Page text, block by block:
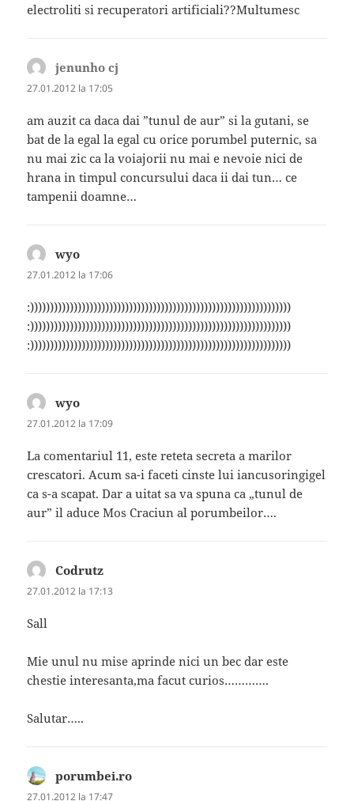
electroliti si recuperatori artificiali??Multumesc
jenunho cj
27.01.2012 la 17:05
am auzit ca daca dai ”tunul de aur” si la gutani, se
bat de la egal la egal cu orice porumbel puternic, sa
nu mai zic ca la voiajorii nu mai e nevoie nici de
hrana in timpul concursului daca ii dai tun… ce
tampenii doamne…
wyo
27.01.2012 la 17:06
:))))))))))))))))))))))))))))))))))))))))))))))))))))))))))))))))))
:))))))))))))))))))))))))))))))))))))))))))))))))))))))))))))))))))
:))))))))))))))))))))))))))))))))))))))))))))))))))))))))))))))))))
wyo
27.01.2012 la 17:09
La comentariul 11, este reteta secreta a marilor
crescatori. Acum sa-i faceti cinste lui iancusoringigel
ca s-a scapat. Dar a uitat sa va spuna ca „tunul de
aur” il aduce Mos Craciun al porumbeilor….
Codrutz
27.01.2012 la 17:13
Sall
Mie unul nu mise aprinde nici un bec dar este
chestie interesanta,ma facut curios………….
Salutar…..
porumbei.ro
27.01.2012 la 17:47